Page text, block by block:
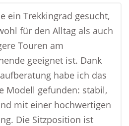
ein Trekkingrad gesucht,
für den Alltag als auch
Touren am
geeignet ist. Dank
habe ich das
Modell gefunden: stabil,
mit einer hochwertigen
Die Sitzposition ist